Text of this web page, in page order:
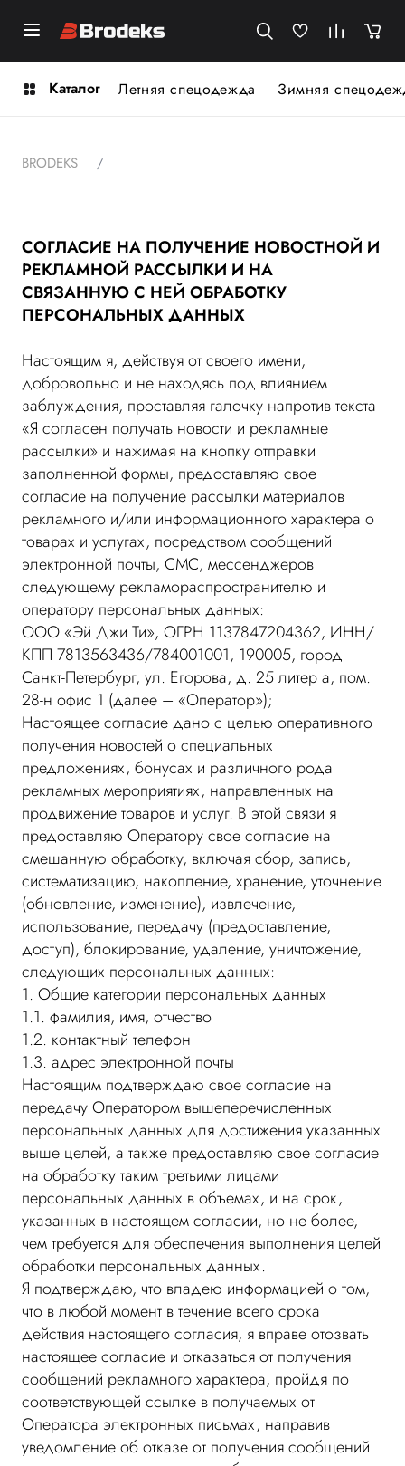
Каталог Летняя спецодежда Зимняя
BRODEKS
СОГЛАСИЕ НА ПОЛУЧЕНИЕ НОВОСТНОЙ И
РЕКЛАМНОЙ РАССЫЛКИ И НА
СВЯЗАННУЮ С НЕЙ ОБРАБОТКУ
ПЕРСОНАЛЬНЫХ ДАННЫХ
Настоящим я, действуя от своего имени,
добровольно и не находясь под влиянием
заблуждения, проставляя галочку напротив текста
«Я согласен получать новости и рекламные
рассылки» и нажимая на кнопку отправки
заполненной формы, предоставляю свое
согласие на получение рассылки материалов
рекламного и/или информационного характера о
товарах и услугах, посредством сообщений
электронной почты, СМС, мессенджеров
следующему рекламораспространителю и
оператору персональных данных:
ООО «Эй Джи Ти», ОГРН 1137847204362, ИНН/
КПП 7813563436/784001001, 190005, город
Санкт-Петербург, ул. Егорова, д. 25 литер а, пом.
28-н офис 1 (далее – «Оператор»);
Настоящее согласие дано с целью оперативного
получения новостей о специальных
предложениях, бонусах и различного рода
рекламных мероприятиях, направленных на
продвижение товаров и услуг. В этой связи я
предоставляю Оператору свое согласие на
смешанную обработку, включая сбор, запись,
систематизацию, накопление, хранение, уточнение
(обновление, изменение), извлечение,
использование, передачу (предоставление,
доступ), блокирование, удаление, уничтожение,
следующих персональных данных:
1. Общие категории персональных данных
1.1. фамилия, имя, отчество
1.2. контактный телефон
1.3. адрес электронной почты
Настоящим подтверждаю свое согласие на
передачу Оператором вышеперечисленных
персональных данных для достижения указанных
выше целей, а также предоставляю свое согласие
на обработку таким третьими лицами
персональных данных в объемах, и на срок,
указанных в настоящем согласии, но не более,
чем требуется для обеспечения выполнения целей
обработки персональных данных.
Я подтверждаю, что владею информацией о том,
что в любой момент в течение всего срока
действия настоящего согласия, я вправе отозвать
настоящее согласие и отказаться от получения
сообщений рекламного характера, пройдя по
соответствующей ссылке в получаемых от
Оператора электронных письмах, направив
уведомление об отказе от получения сообщений